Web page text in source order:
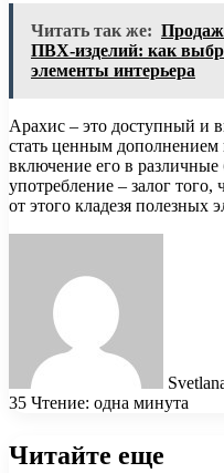
Читать так же:
ПВХ-изделий: как
элементы интерьера
Арахис – это доступный и
стать ценным
включение его в
употребление – залог
от этого кладезя полезных
35 Чтение: одна минута
Читайте еще